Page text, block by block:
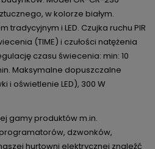
w kolorze białym.
tradycyjnym i LED. Czujka ruchu PIR
(TIME) i czułości natężenia
czasu świecenia: min: 10
Maksymalne dopuszczalne
i oświetlenie LED), 300 W
gamy produktów m.in.
dzwonków,
hurtowni elektrycznej znaleźć